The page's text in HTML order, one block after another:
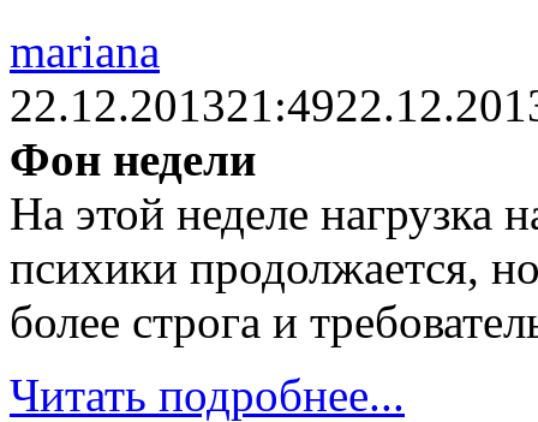
mariana
22.12.201321:49
Фон недели
На этой неделе нагрузка
психики продолжается,
более строга и
Читать подробнее...